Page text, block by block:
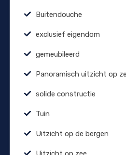
Buitendouche
exclusief eigendom
gemeubileerd
Panoramisch uitzicht op
solide constructie
Tuin
Uitzicht op de bergen